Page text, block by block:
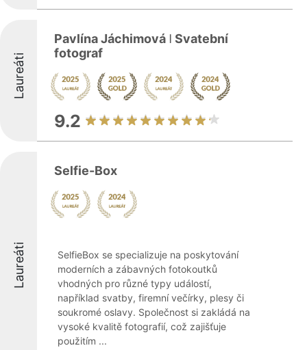
Laureáti
Pavlína Jáchimová ǀ Svatební
fotograf
9.2
Laureáti
Selfie-Box
SelfieBox se specializuje na poskytování
moderních a zábavných fotokoutků
vhodných pro různé typy událostí,
například svatby, firemní večírky, plesy či
soukromé oslavy. Společnost si zakládá na
vysoké kvalitě fotografií, což zajišťuje
použitím ...